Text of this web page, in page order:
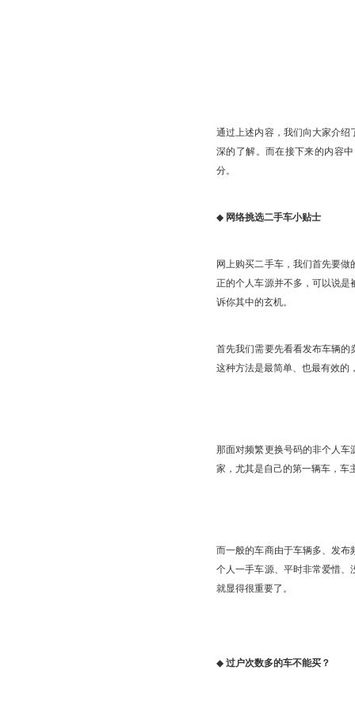
通过上述内容，我们向大家介
深的了解。而在接下来的内容
分。
◆ 网络挑选二手车小贴士
网上购买二手车，我们首先要
正的个人车源并不多，可以说
诉你其中的玄机。
首先我们需要先看看发布车辆
这种方法是最简单、也最有效的
那面对频繁更换号码的非个人
家，尤其是自己的第一辆车，车
而一般的车商由于车辆多、发
个人一手车源、平时非常爱惜
就显得很重要了。
◆ 过户次数多的车不能买？